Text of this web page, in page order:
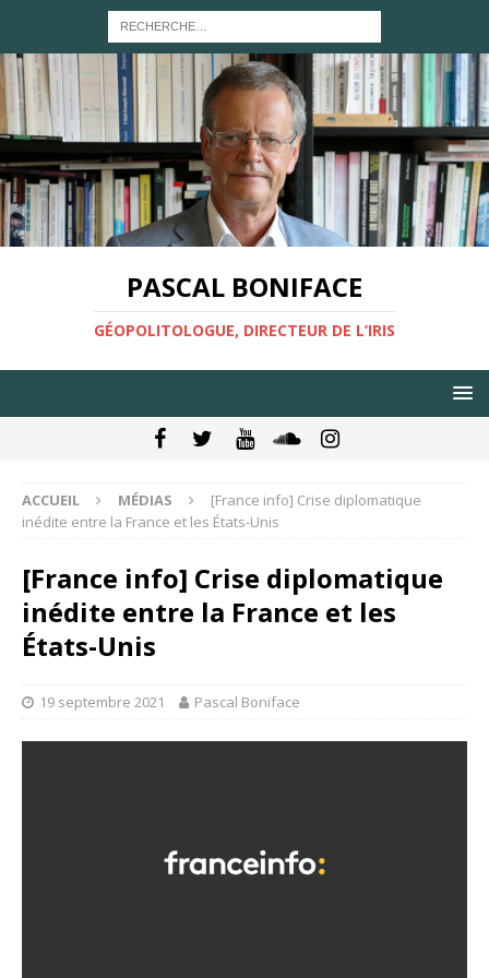
PASCAL BONIFACE
GÉOPOLITOLOGUE, DIRECTEUR DE L’IRIS
ACCUEIL MÉDIAS
[France info] Crise diplomatique
inédite entre la France et les États-Unis
[France info] Crise diplomatique
inédite entre la France et les
États-Unis
19 septembre 2021 Pascal Boniface